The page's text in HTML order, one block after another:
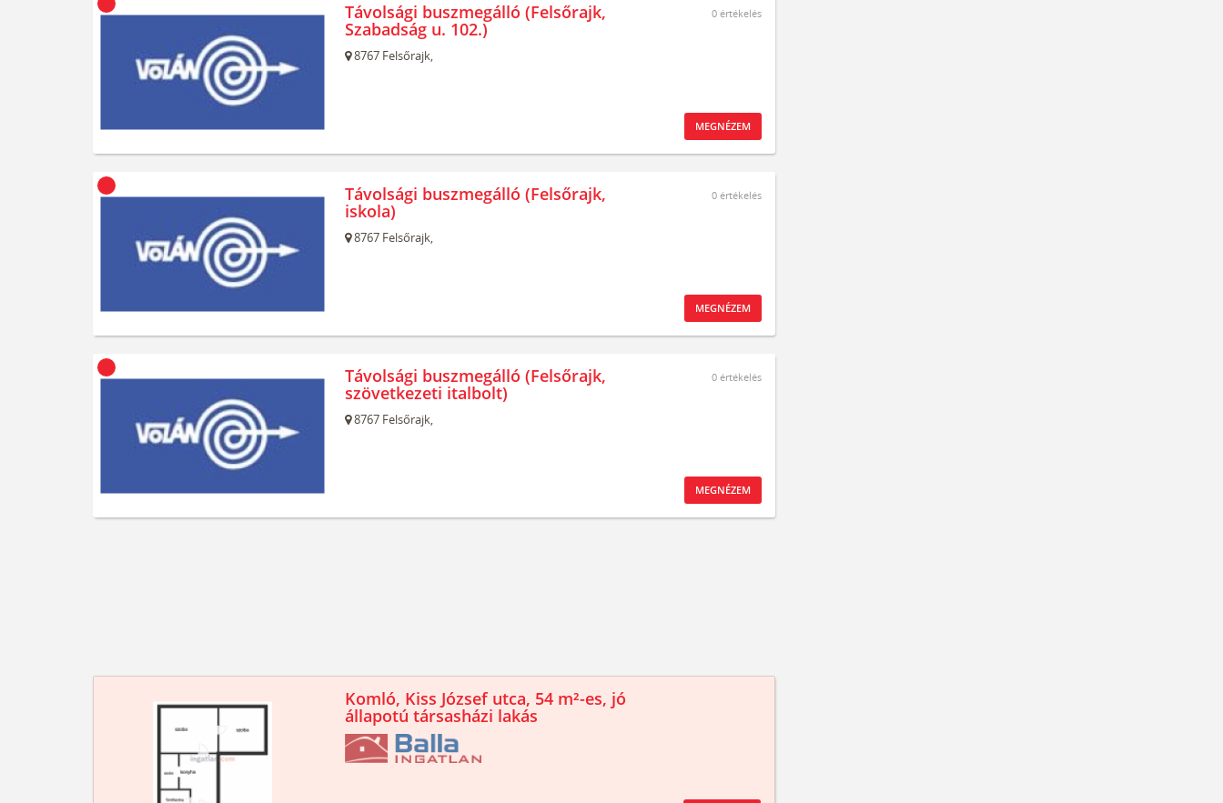
Távolsági buszmegálló (Felsőrajk,
Szabadság u. 102.)
8767 Felsőrajk,
0 értékelés
MEGNÉZEM
Távolsági buszmegálló (Felsőrajk,
iskola)
8767 Felsőrajk,
0 értékelés
MEGNÉZEM
Távolsági buszmegálló (Felsőrajk,
szövetkezeti italbolt)
8767 Felsőrajk,
0 értékelés
MEGNÉZEM
Komló, Kiss József utca, 54 m²-es, jó
állapotú társasházi lakás